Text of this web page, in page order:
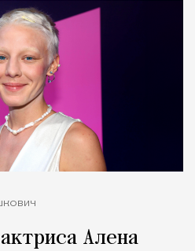
Алена